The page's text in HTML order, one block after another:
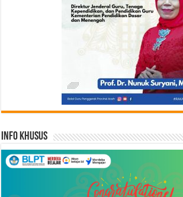
Info Khusus